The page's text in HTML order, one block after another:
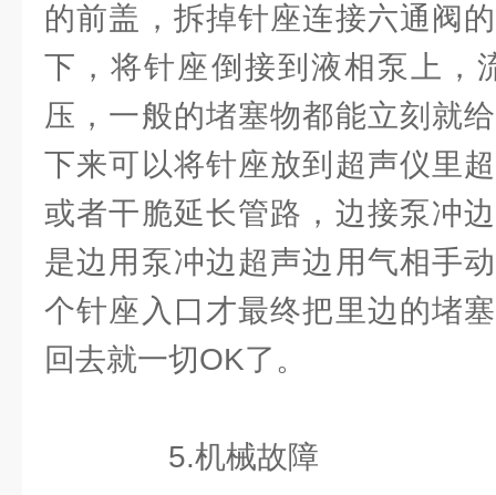
的前盖，拆掉针座连接六通阀
下，将针座倒接到液相泵上，
压，一般的堵塞物都能立刻就
下来可以将针座放到超声仪里
或者干脆延长管路，边接泵冲
是边用泵冲边超声边用气相手
个针座入口才最终把里边的堵
回去就一切OK了。
5.机械故障